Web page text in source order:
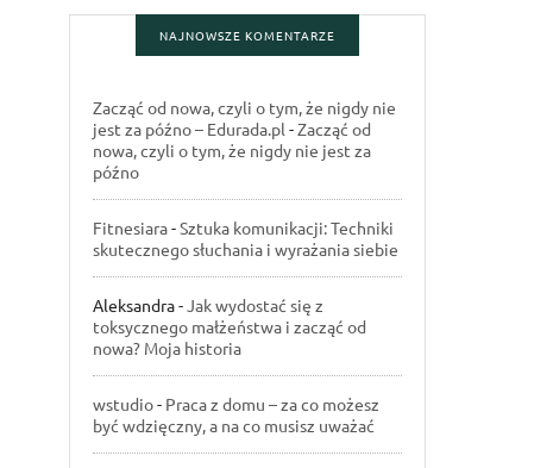
NAJNOWSZE KOMENTARZE
Zacząć od nowa, czyli o tym, że nigdy nie
jest za późno – Edurada.pl -Zacząć od
nowa, czyli o tym, że nigdy nie jest za
późno
Fitnesiara-Sztuka komunikacji: Techniki
skutecznego słuchania i wyrażania siebie
Aleksandra-Jak wydostać się z
toksycznego małżeństwa i zacząć od
nowa? Moja historia
wstudio- Praca z domu – za co możesz
być wdzięczny, a na co musisz uważać